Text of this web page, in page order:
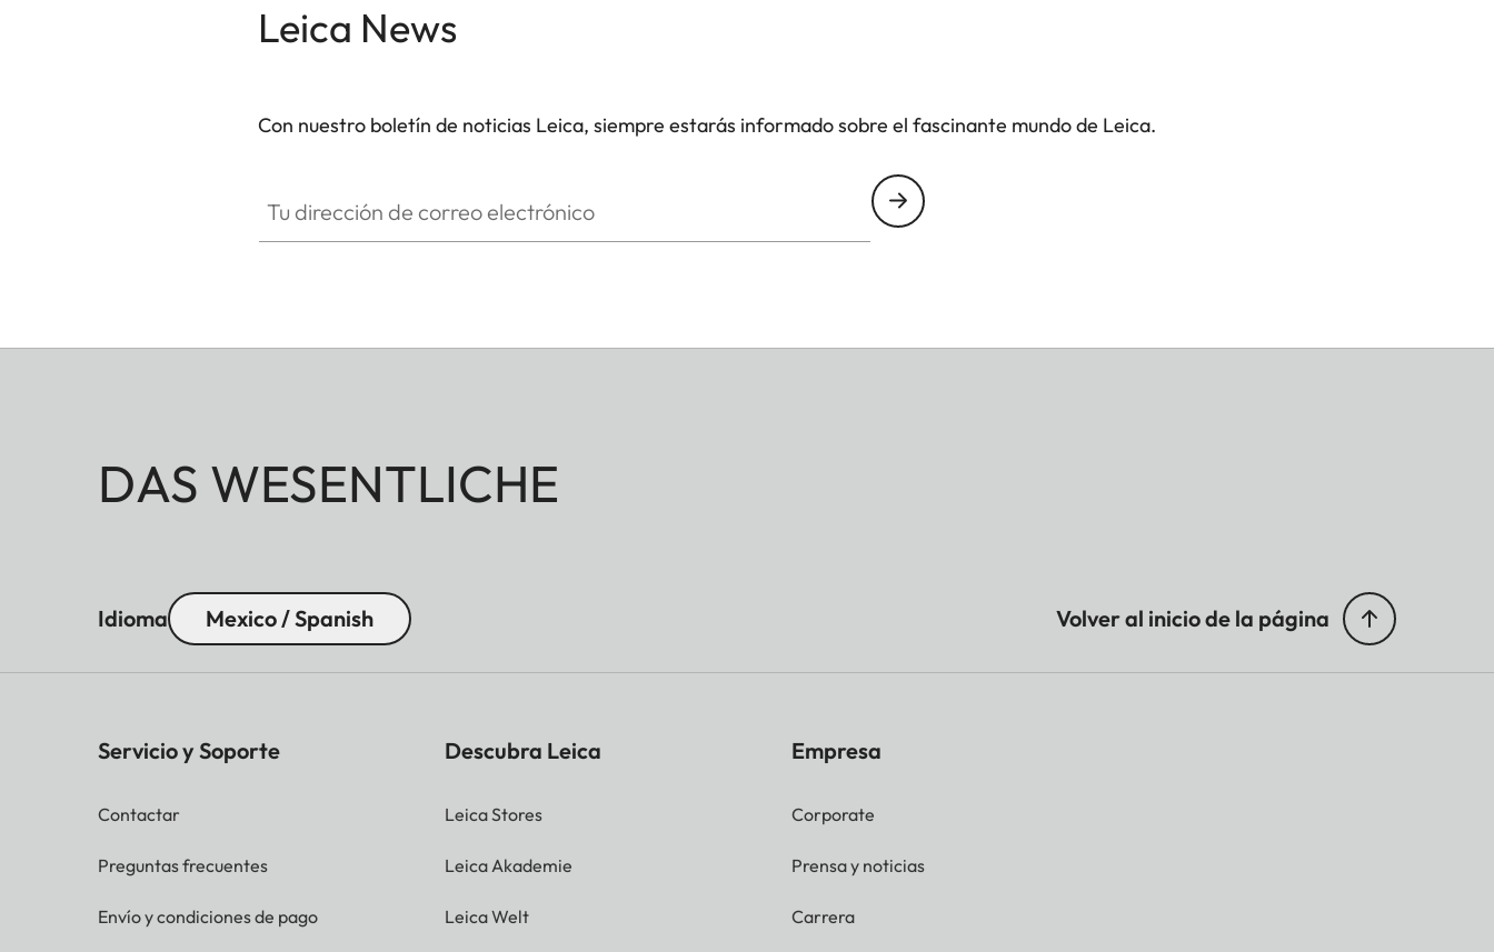
Leica News
Con nuestro boletín de noticias Leica, siempre estarás informado sobre el fascinante mundo de Leica.
DAS WESENTLICHE
Idioma Mexico / Spanish Volver al inicio de la página
Servicio y Soporte
Contactar
Preguntas frecuentes
Envío y condiciones de pago
Descubra Leica
Leica Stores
Leica Akademie
Leica Welt
Empresa
Corporate
Prensa y noticias
Carrera